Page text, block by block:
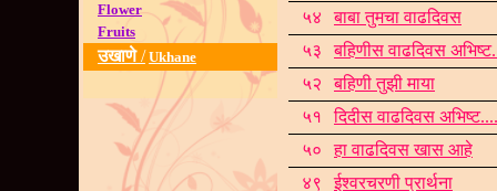
Flower
Fruits
उखाणे/ Ukhane
५४
बाबा तुमचा वाढदिवस
५३
बहिणीस वाढदिवस
५२
बहिणी तुझी माया
५१
दिदीस वाढदिवस
५०
हा वाढदिवस खास आह
४९
ईश्वरचरणी प्रार्थना